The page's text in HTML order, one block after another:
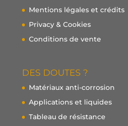
Mentions légales et crédits
Privacy & Cookies
Conditions de vente
DES DOUTES ?
Matériaux anti-corrosion
Applications et liquides
Tableau de résistance